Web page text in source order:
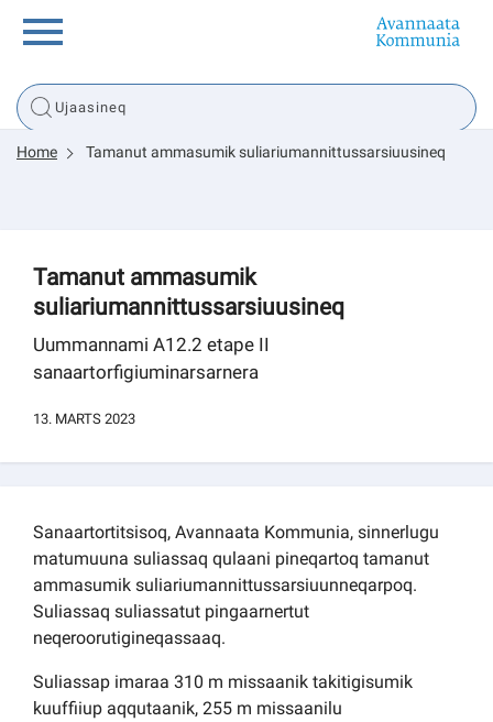
Innuttaasunut
Tassaarsuaq
sullissivik.gl
Pilersaarutinut isaavik
Home Tamanut ammasumik suliariumannittussarsiuusineq
Tamanut ammasumik
suliariumannittussarsiuusineq
Uummannami A12.2 etape II
sanaartorfigiuminarsarnera
13. MARTS 2023
Sanaartortitsisoq, Avannaata Kommunia, sinnerlugu
matumuuna suliassaq qulaani pineqartoq tamanut
ammasumik suliariumannittussarsiuunneqarpoq.
Suliassaq suliassatut pingaarnertut
neqeroorutigineqassaaq.
Suliassap imaraa 310 m missaanik takitigisumik
kuuffiiup aqqutaanik, 255 m missaanilu